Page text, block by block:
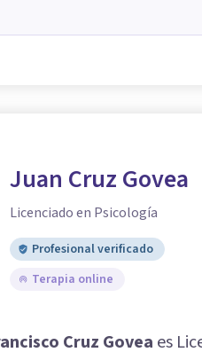
Juan Cruz Govea
Licenciado en Psicología
Profesional verificado
Terapia online
Cruz Govea es